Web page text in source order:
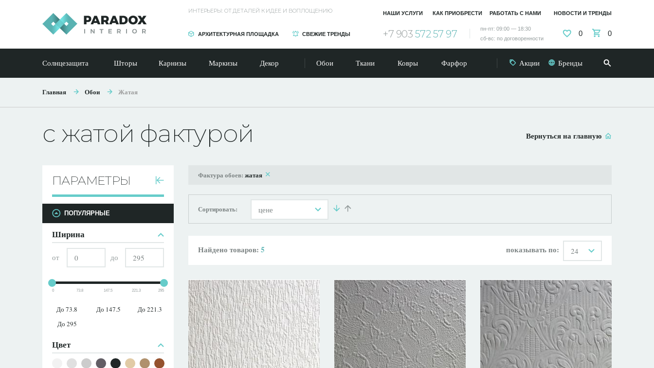
ИНТЕРЬЕРЫ: ОТ ДЕТАЛЕЙ К ИДЕЕ И ВОПЛОЩЕНИЮ
АРХИТЕКТУРНАЯ ПЛОЩАДКА СВЕЖИЕ ТРЕНДЫ +7 903 572 57 97
пн-пт: 09:00 — 18:30
сб-вс: по договоренности
НАШИ УСЛУГИ КАК ПРИОБРЕСТИ РАБОТАТЬ С НАМИ НОВОСТИ И ТРЕНДЫ
0 0
Солнцезащита Шторы Карнизы Маркизы Декор Обои Ткани Ковры Фарфор Акции Бренды
Главная Обои Жатая
Вернуться на главную
с жатой фактурой
ПАРАМЕТРЫ
ПАРАМЕТРЫ
ПОПУЛЯРНЫЕ
Ширина
от до
0 73.8 147.5 221.3 295
До 73.8 До 147.5
До 221.3
До 295
Цвет
Фактура обоев: жатая
Сортировать: цене
Найдено товаров: 5 показывать по: 24